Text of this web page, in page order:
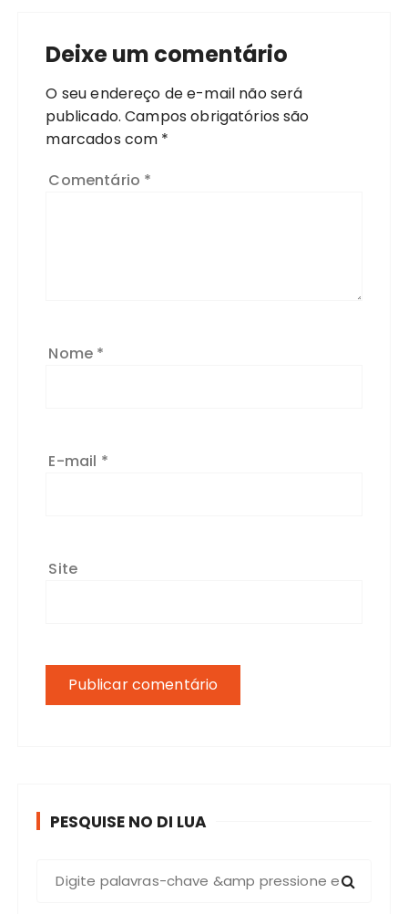
Deixe um comentário
O seu endereço de e-mail não será
publicado. Campos obrigatórios são
marcados com *
Comentário *
Nome *
E-mail *
Site
PESQUISE NO DI LUA